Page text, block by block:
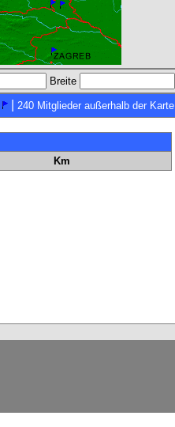
Breite
240 Mitglieder außerhalb der Karte
Km